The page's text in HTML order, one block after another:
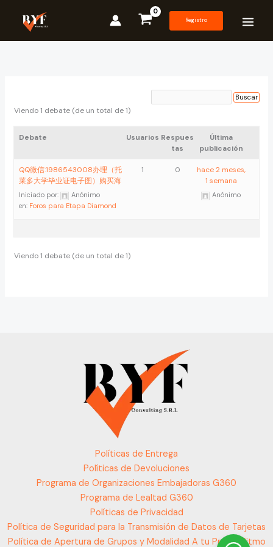
contenido
Registro
Viendo 1 debate (de un total de 1)
Debate Usuarios Respues
tas
Última
publicación
QQ微信:1986543008办理（托
莱多大学毕业证电子图）购买海
Iniciado por:
Anónimo
en: Foros para Etapa Diamond
1 0
hace 2 meses,
1 semana
Anónimo
Viendo 1 debate (de un total de 1)
Políticas de Entrega
Políticas de Devoluciones
Programa de Organizaciones Embajadoras G360
Programa de Lealtad G360
Políticas de Privacidad
Política de Seguridad para la Transmisión de Datos de Tarjetas
Política de Apertura de Grupos y Modalidad A tu Propio Ritmo